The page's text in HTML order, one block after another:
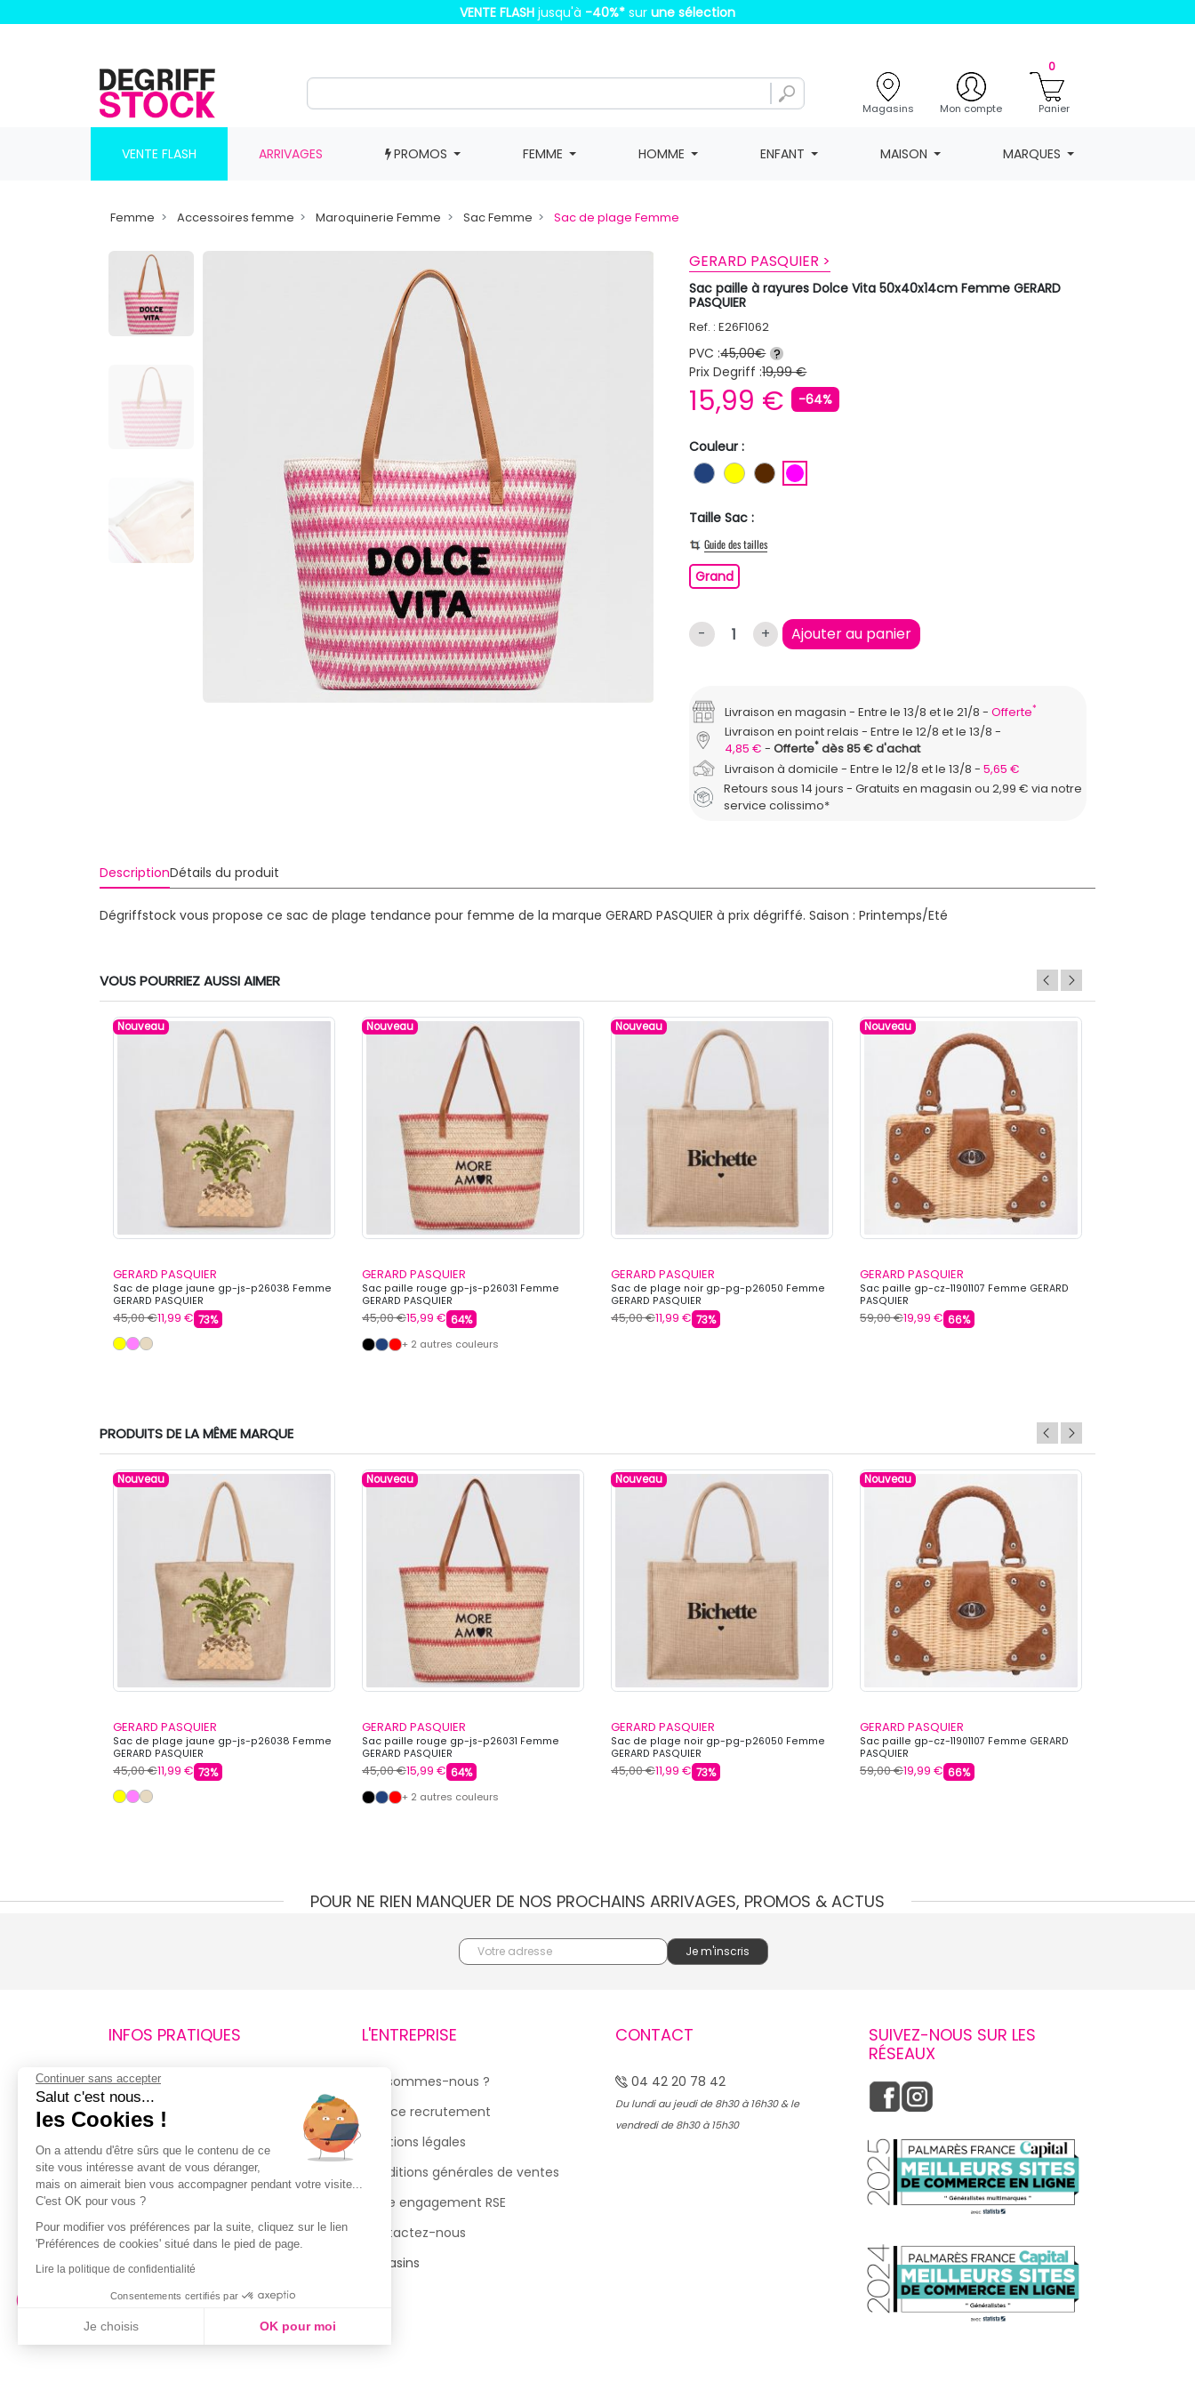
VENTE FLASH jusqu'à -40%* sur une sélection
Magasins Mon compte
0
Panier
VENTE FLASH ARRIVAGES PROMOS FEMME HOMME ENFANT MAISON MARQUES
Femme Accessoires femme Maroquinerie Femme Sac Femme Sac de plage Femme
GERARD PASQUIER >
Sac paille à rayures Dolce Vita 50x40x14cm Femme GERARD
PASQUIER
Ref. : E26F1062
PVC :45,00€ ?
Prix Degriff :19,99 €
15,99 € -64%
Couleur :
BLEU FONCE
JAUNEMARRON
Taille Sac :
Guide des tailles
GrandGrand
- + Ajouter au panier
Livraison en magasin Entre le 13/8 et le 21/8 Offerte*
Livraison en point relais
Entre le 12/8 et le 13/8
4,85 €
Offerte*dès 85 € d'achat
Livraison à domicile
Entre le 12/8 et le 13/8
5,65 €
Retours sous 14 jours - Gratuits en magasin ou 2,99 € via notre
service colissimo*
DescriptionDétails du produit
Dégriffstock vous propose ce sac de plage tendance pour femme de la marque GERARD PASQUIER à prix dégriffé. Saison : Printemps/Eté
VOUS POURRIEZ AUSSI AIMER
Nouveau
GERARD PASQUIER
Sac de plage jaune gp-js-p26038 Femme
GERARD PASQUIER
45,00 €11,99 € 73%
Nouveau
GERARD PASQUIER
Sac paille rouge gp-js-p26031 Femme
GERARD PASQUIER
45,00 €15,99 € 64%
+ 2 autres couleurs
Nouveau
GERARD PASQUIER
Sac de plage noir gp-pg-p26050 Femme
GERARD PASQUIER
45,00 €11,99 € 73%
Nouveau
GERARD PASQUIER
Sac paille gp-cz-11901107 Femme GERARD
PASQUIER
59,00 €19,99 € 66%
PRODUITS DE LA MÊME MARQUE
Nouveau
GERARD PASQUIER
Sac de plage jaune gp-js-p26038 Femme
GERARD PASQUIER
45,00 €11,99 € 73%
Nouveau
GERARD PASQUIER
Sac paille rouge gp-js-p26031 Femme
GERARD PASQUIER
45,00 €15,99 € 64%
+ 2 autres couleurs
Nouveau
GERARD PASQUIER
Sac de plage noir gp-pg-p26050 Femme
GERARD PASQUIER
45,00 €11,99 € 73%
Nouveau
GERARD PASQUIER
Sac paille gp-cz-11901107 Femme GERARD
PASQUIER
59,00 €19,99 € 66%
POUR NE RIEN MANQUER DE NOS PROCHAINS ARRIVAGES, PROMOS & ACTUS
INFOS PRATIQUES
Retours et remboursements
Suivi de commande
Livraisons
Guide des tailles
Politique de confidentialité
Conditions générales d’utilisation
de la Carte de Fidélité
L'ENTREPRISE
Qui sommes-nous ?
Espace recrutement
Mentions légales
Conditions générales de ventes
Notre engagement RSE
Contactez-nous
Magasins
CONTACT
04 42 20 78 42
Du lundi au jeudi de 8h30 à 16h30 & le
vendredi de 8h30 à 15h30
SUIVEZ-NOUS SUR LES
RÉSEAUX
Continuer sans accepter
Salut c'est nous...
les Cookies !
On a attendu d'être sûrs que le contenu de ce
site vous intéresse avant de vous déranger,
mais on aimerait bien vous accompagner pendant votre visite...
C'est OK pour vous ?
Pour modifier vos préférences par la suite, cliquez sur le lien
'Préférences de cookies' situé dans le pied de page.
Lire la politique de confidentialité
Consentements certifiés par
Je choisis OK pour moi